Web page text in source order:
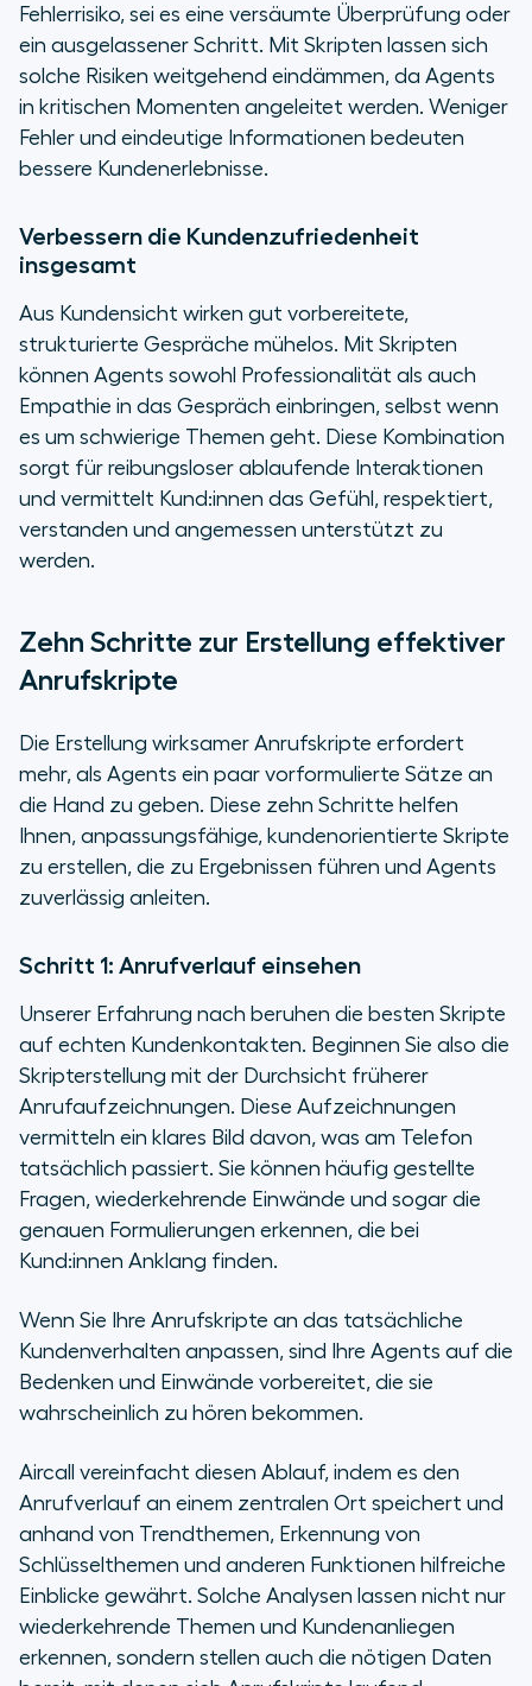
Fehlerrisiko, sei es eine versäumte Überprüfung oder
ein ausgelassener Schritt. Mit Skripten lassen sich
solche Risiken weitgehend eindämmen, da Agents
in kritischen Momenten angeleitet werden. Weniger
Fehler und eindeutige Informationen bedeuten
bessere Kundenerlebnisse.
Verbessern die Kundenzufriedenheit
insgesamt
Aus Kundensicht wirken gut vorbereitete,
strukturierte Gespräche mühelos. Mit Skripten
können Agents sowohl Professionalität als auch
Empathie in das Gespräch einbringen, selbst wenn
es um schwierige Themen geht. Diese Kombination
sorgt für reibungsloser ablaufende Interaktionen
und vermittelt Kund:innen das Gefühl, respektiert,
verstanden und angemessen unterstützt zu
werden.
Zehn Schritte zur Erstellung effektiver
Anrufskripte
Die Erstellung wirksamer Anrufskripte erfordert
mehr, als Agents ein paar vorformulierte Sätze an
die Hand zu geben. Diese zehn Schritte helfen
Ihnen, anpassungsfähige, kundenorientierte Skripte
zu erstellen, die zu Ergebnissen führen und Agents
zuverlässig anleiten.
Schritt 1: Anrufverlauf einsehen
Unserer Erfahrung nach beruhen die besten Skripte
auf echten Kundenkontakten. Beginnen Sie also die
Skripterstellung mit der Durchsicht früherer
Anrufaufzeichnungen. Diese Aufzeichnungen
vermitteln ein klares Bild davon, was am Telefon
tatsächlich passiert. Sie können häufig gestellte
Fragen, wiederkehrende Einwände und sogar die
genauen Formulierungen erkennen, die bei
Kund:innen Anklang finden.
Wenn Sie Ihre Anrufskripte an das tatsächliche
Kundenverhalten anpassen, sind Ihre Agents auf die
Bedenken und Einwände vorbereitet, die sie
wahrscheinlich zu hören bekommen.
Aircall vereinfacht diesen Ablauf, indem es den
Anrufverlauf an einem zentralen Ort speichert und
anhand von Trendthemen, Erkennung von
Schlüsselthemen und anderen Funktionen hilfreiche
Einblicke gewährt. Solche Analysen lassen nicht nur
wiederkehrende Themen und Kundenanliegen
erkennen, sondern stellen auch die nötigen Daten